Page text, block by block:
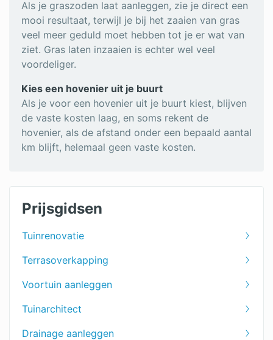
Als je graszoden laat aanleggen, zie je direct een
mooi resultaat, terwijl je bij het zaaien van gras
veel meer geduld moet hebben tot je er wat van
ziet. Gras laten inzaaien is echter wel veel
voordeliger.
Kies een hovenier uit je buurt
Als je voor een hovenier uit je buurt kiest, blijven
de vaste kosten laag, en soms rekent de
hovenier, als de afstand onder een bepaald aantal
km blijft, helemaal geen vaste kosten.
Prijsgidsen
Tuinrenovatie
Terrasoverkapping
Voortuin aanleggen
Tuinarchitect
Drainage aanleggen